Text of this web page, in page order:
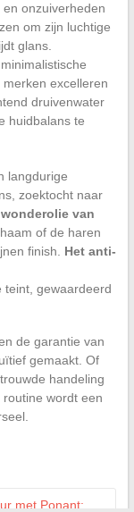
onzuiverheden
om zijn luchtige
glans.
excelleren
druivenwater
huidbalans te
langdurige
zoektocht naar
wonderolie van
of de haren
finish. Het anti-
teint, gewaardeerd
de garantie van
gemaakt. Of
handeling
wordt een
met Ponant: